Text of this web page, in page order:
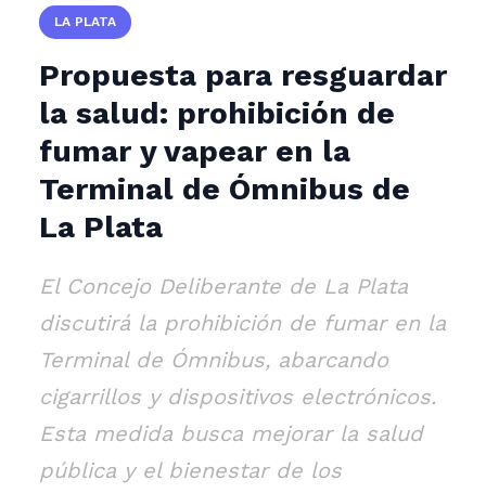
LA PLATA
Propuesta para resguardar
la salud: prohibición de
fumar y vapear en la
Terminal de Ómnibus de
La Plata
El Concejo Deliberante de La Plata
discutirá la prohibición de fumar en la
Terminal de Ómnibus, abarcando
cigarrillos y dispositivos electrónicos.
Esta medida busca mejorar la salud
pública y el bienestar de los